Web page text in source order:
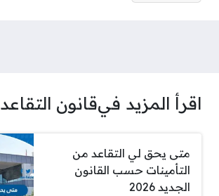
اقرأ المزيد فيقانون التقاعد
متى يحق لي التقاعد من
التأمينات حسب القانون
الجديد 2026